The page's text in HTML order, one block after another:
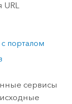
URL
с порталом
сервисы